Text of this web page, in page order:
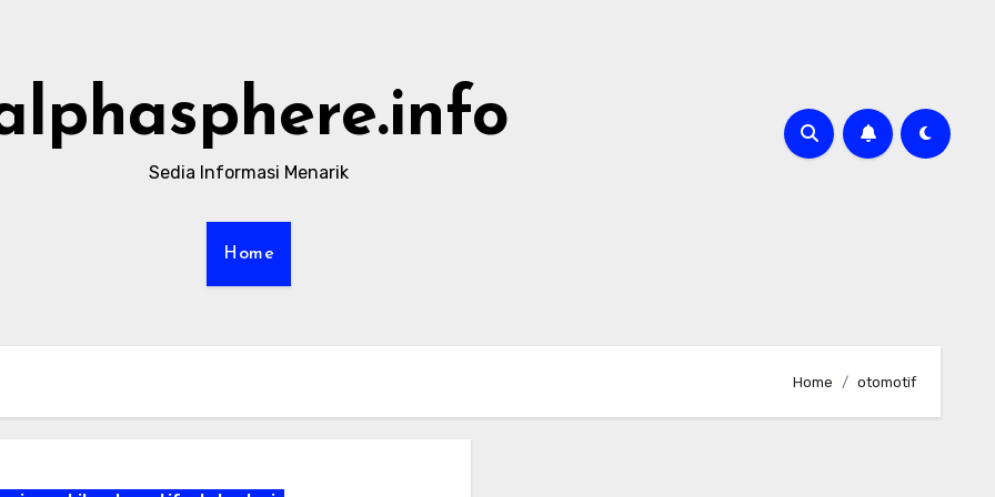
Sedia Informasi Menarik
Home
Home otomotif